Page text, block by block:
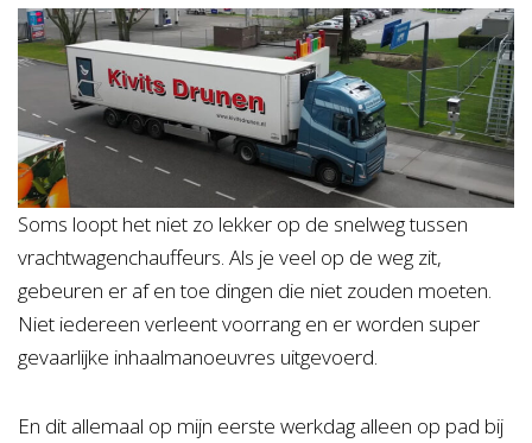
Soms loopt het niet zo lekker op de snelweg tussen
vrachtwagenchauffeurs. Als je veel op de weg zit,
gebeuren er af en toe dingen die niet zouden moeten.
Niet iedereen verleent voorrang en er worden super
gevaarlijke inhaalmanoeuvres uitgevoerd.
En dit allemaal op mijn eerste werkdag alleen op pad bij